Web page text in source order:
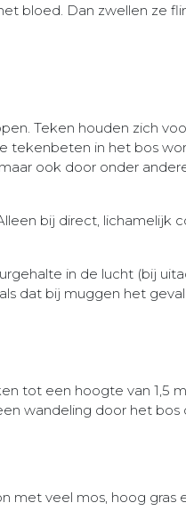
bloed. Dan zwellen ze
Teken houden zich
tekenbeten in het bos
ook door onder
bij direct, lichamelijk
in de lucht (bij
dat bij muggen het geval
tot een hoogte van 1,5
wandeling door het
veel mos, hoog